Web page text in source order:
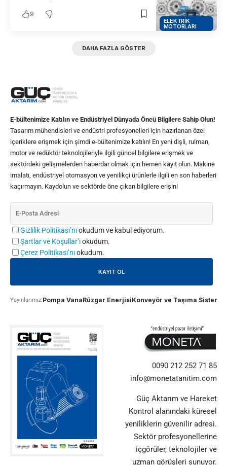
ELEKTRIK
MOTORLARI
9
DAHA FAZLA GÖSTER
E-bültenimize Katılın ve Endüstriyel Dünyada Öncü Bilgilere Sahip Olun!
Tasarım mühendisleri ve endüstri profesyonelleri için hazırlanan özel
içeriklere erişmek için şimdi e-bültenimize katılın! En yeni dişli, rulman,
motor ve redüktör teknolojileriyle ilgili güncel bilgilere erişmek ve
sektördeki gelişmelerden haberdar olmak için hemen kayıt olun. Makine
imalatı, endüstriyel otomasyon ve yenilikçi ürünlerle ilgili en son haberleri
kaçırmayın. Kaydolun ve sektörde öne çıkan bilgilere erişin!
Gizlilik Politikası’nıokudum ve kabul ediyorum.
Şartlar ve Koşullar’ıokudum.
Çerez Politikası’nıokudum.
Yayınlarımız:Pompa VanaRüzgar EnerjisiKonveyör ve Taşıma
0090 212 252 71 85
info@monetatanitim.com
Güç Aktarım ve Hareket
Kontrol alanındaki küresel
yeniliklerin güvenilir adresi.
Sektör profesyonellerine
içgörüler, teknolojiler ve
uzman görüşleri sunuyor.